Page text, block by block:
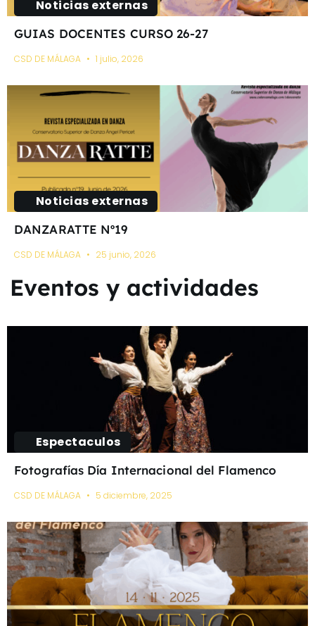
Noticias externas
GUIAS DOCENTES CURSO 26-27
CSD DE MÁLAGA 1 julio, 2026
Noticias externas
DANZARATTE Nº19
CSD DE MÁLAGA 25 junio, 2026
Eventos y actividades
Espectaculos
Fotografías Día Internacional del Flamenco
CSD DE MÁLAGA 5 diciembre, 2025